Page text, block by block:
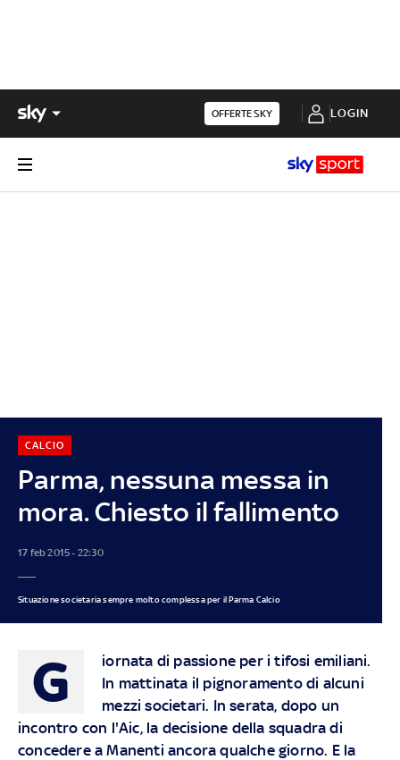
OFFERTE SKY LOGIN
Parma, nessuna messa in
mora. Chiesto il fallimento
CALCIO
17 feb 2015 - 22:30
Situazione societaria sempre molto complessa per il Parma Calcio
G
iornata di passione per i tifosi emiliani.
In mattinata il pignoramento di alcuni
mezzi societari. In serata, dopo un
incontro con l'Aic, la decisione della squadra di
concedere a Manenti ancora qualche giorno. E la